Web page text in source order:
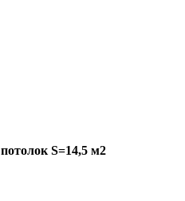
S=14,5 м2